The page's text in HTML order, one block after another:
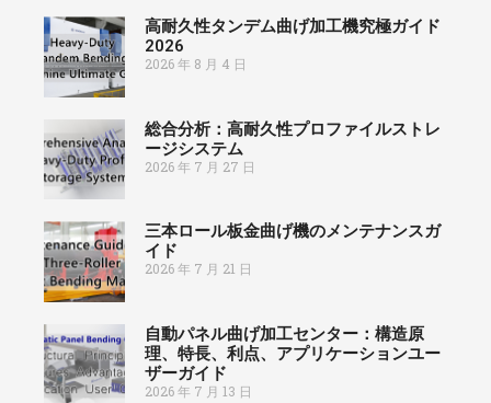
高耐久性タンデム曲げ加工機究極ガイド
2026
2026 年 8 月 4 日
総合分析：高耐久性プロファイルストレ
ージシステム
2026 年 7 月 27 日
三本ロール板金曲げ機のメンテナンスガ
イド
2026 年 7 月 21 日
自動パネル曲げ加工センター：構造原
理、特長、利点、アプリケーションユー
ザーガイド
2026 年 7 月 13 日